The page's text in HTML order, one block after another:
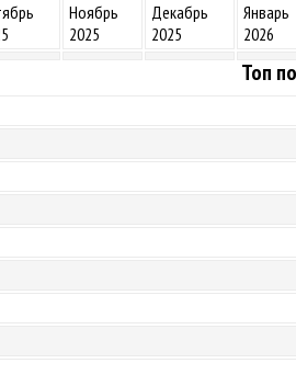
Ноябрь
2025
Декабрь
2025
Январь
2026
Топ